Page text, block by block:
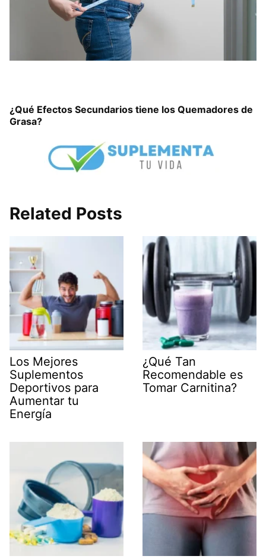
¿Qué Efectos Secundarios tiene los Quemadores de
Grasa?
Related Posts
Los Mejores
Suplementos
Deportivos para
Aumentar tu
Energía
¿Qué Tan
Recomendable es
Tomar Carnitina?